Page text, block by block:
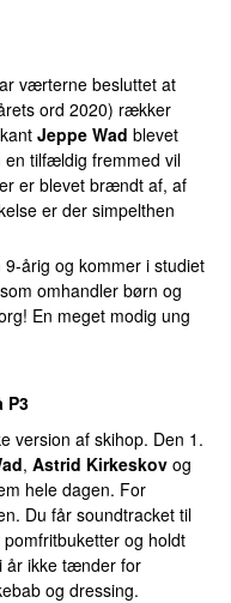
værterne besluttet at
ord 2020) rækker
Jeppe Wad blevet
en tilfældig fremmed vil
er blevet brændt af, af
er der simpelthen
årig og kommer i studiet
omhandler børn og
En meget modig ung
P3
version af skihop. Den 1.
, Astrid Kirkeskov og
hele dagen. For
Du får soundtracket til
og holdt
år ikke tænder for
og dressing.